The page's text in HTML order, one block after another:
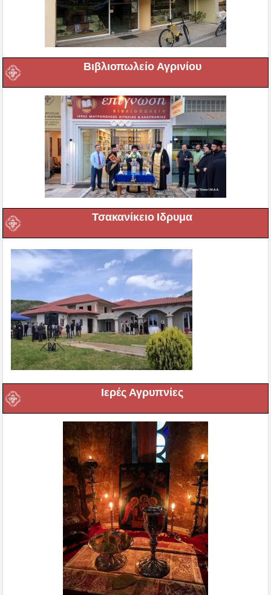
Βιβλιοπωλείο Αγρινίου
Τσακανίκειο Ιδρυμα
Ιερές Αγρυπνίες